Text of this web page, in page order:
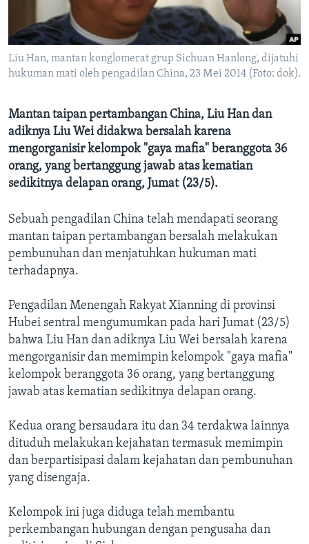
Liu Han, mantan konglomerat grup Sichuan Hanlong, dijatuhi
hukuman mati oleh pengadilan China, 23 Mei 2014 (Foto: dok).
Mantan taipan pertambangan China, Liu Han dan
adiknya Liu Wei didakwa bersalah karena
mengorganisir kelompok "gaya mafia" beranggota 36
orang, yang bertanggung jawab atas kematian
sedikitnya delapan orang, Jumat (23/5).
Sebuah pengadilan China telah mendapati seorang
mantan taipan pertambangan bersalah melakukan
pembunuhan dan menjatuhkan hukuman mati
terhadapnya.
Pengadilan Menengah Rakyat Xianning di provinsi
Hubei sentral mengumumkan pada hari Jumat (23/5)
bahwa Liu Han dan adiknya Liu Wei bersalah karena
mengorganisir dan memimpin kelompok "gaya mafia"
kelompok beranggota 36 orang, yang bertanggung
jawab atas kematian sedikitnya delapan orang.
Kedua orang bersaudara itu dan 34 terdakwa lainnya
dituduh melakukan kejahatan termasuk memimpin
dan berpartisipasi dalam kejahatan dan pembunuhan
yang disengaja.
Kelompok ini juga diduga telah membantu
perkembangan hubungan dengan pengusaha dan